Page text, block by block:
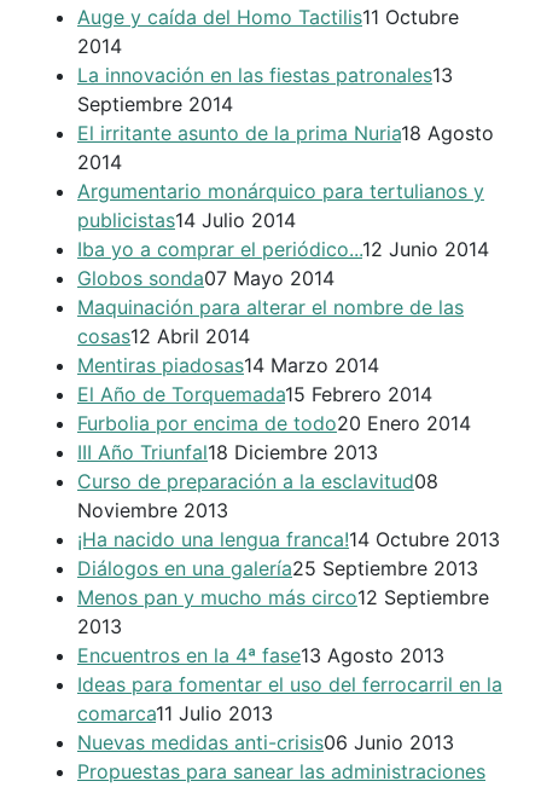
Auge y caída del Homo Tactilis11 Octubre
2014
La innovación en las fiestas patronales13
Septiembre 2014
El irritante asunto de la prima Nuria18 Agosto
2014
Argumentario monárquico para tertulianos y
publicistas14 Julio 2014
Iba yo a comprar el periódico...12 Junio 2014
Globos sonda07 Mayo 2014
Maquinación para alterar el nombre de las
cosas12 Abril 2014
Mentiras piadosas14 Marzo 2014
El Año de Torquemada15 Febrero 2014
Furbolia por encima de todo20 Enero 2014
III Año Triunfal18 Diciembre 2013
Curso de preparación a la esclavitud08
Noviembre 2013
¡Ha nacido una lengua franca!14 Octubre 2013
Diálogos en una galería25 Septiembre 2013
Menos pan y mucho más circo12 Septiembre
2013
Encuentros en la 4ª fase13 Agosto 2013
Ideas para fomentar el uso del ferrocarril en la
comarca11 Julio 2013
Nuevas medidas anti-crisis06 Junio 2013
Propuestas para sanear las administraciones